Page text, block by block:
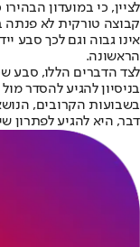
לציין, כי במועדון
קבוצה טורקית לא פנתה
אינו גבוה וגם לכך סבע
הראשונה.
לצד הדברים הללו, סבע
בניסיון להגיע להסדר
בשבועות הקרובים,
דבר, היא להגיע לפתרון